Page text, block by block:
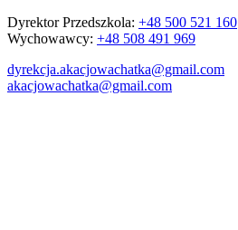
Dyrektor Przedszkola: +48 500 521 160
Wychowawcy: +48 508 491 969
dyrekcja.akacjowachatka@gmail.com
akacjowachatka@gmail.com